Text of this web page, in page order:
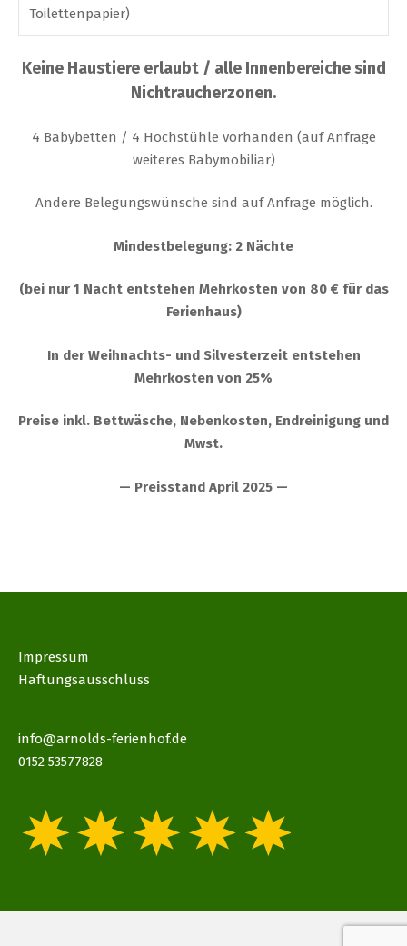
Toilettenpapier)
Keine Haustiere erlaubt / alle Innenbereiche sind
Nichtraucherzonen.
4 Babybetten / 4 Hochstühle vorhanden (auf Anfrage
weiteres Babymobiliar)
Andere Belegungswünsche sind auf Anfrage möglich.
Mindestbelegung: 2 Nächte
(bei nur 1 Nacht entstehen Mehrkosten von 80 € für das
Ferienhaus)
In der Weihnachts- und Silvesterzeit entstehen
Mehrkosten von 25%
Preise inkl. Bettwäsche, Nebenkosten, Endreinigung und
Mwst.
— Preisstand April 2025 —
Impressum
Haftungsausschluss
info@arnolds-ferienhof.de
0152 53577828